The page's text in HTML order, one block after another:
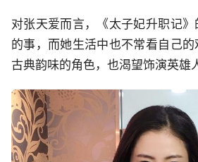
对张天爱而言，《太子妃升职记》
的事，而她生活中也不常看自己
古典韵味的角色，也渴望饰演英雄